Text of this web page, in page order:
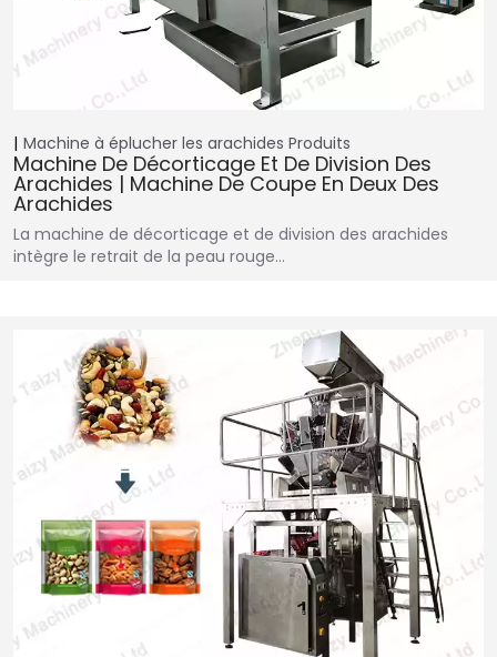
Machine à éplucher les arachides Produits
Machine De Décorticage Et De Division Des
Arachides | Machine De Coupe En Deux Des
Arachides
La machine de décorticage et de division des arachides
intègre le retrait de la peau rouge…